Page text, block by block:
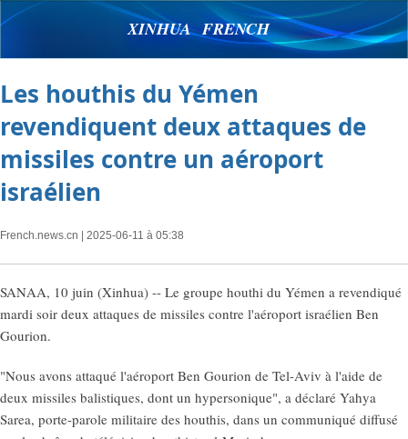
XINHUA FRENCH
Les houthis du Yémen
revendiquent deux attaques de
missiles contre un aéroport
israélien
French.news.cn | 2025-06-11 à 05:38
SANAA, 10 juin (Xinhua) -- Le groupe houthi du Yémen a revendiqué
mardi soir deux attaques de missiles contre l'aéroport israélien Ben
Gourion.
"Nous avons attaqué l'aéroport Ben Gourion de Tel-Aviv à l'aide de
deux missiles balistiques, dont un hypersonique", a déclaré Yahya
Sarea, porte-parole militaire des houthis, dans un communiqué diffusé